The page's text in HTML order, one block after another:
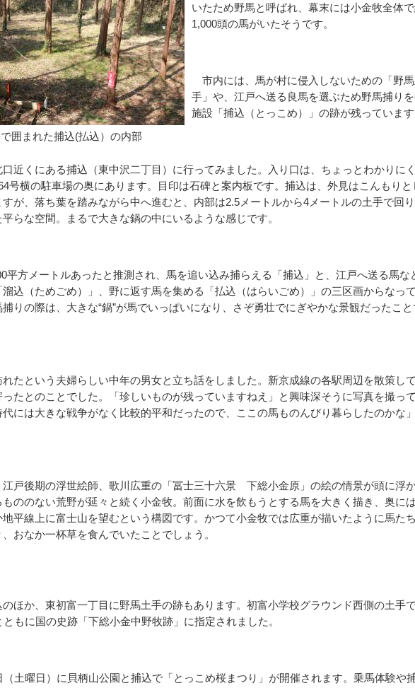
囲まれた捕込(払込）の内部
いたため野馬と呼ばれ、幕末には小金牧全体
1,000頭の馬がいたそうです。
市内には、馬が村に侵入しないための「野馬
手」や、江戸へ送る良馬を選ぶため野馬捕りを
施設「捕込（とっこめ）」の跡が残っています
近くにある捕込（東中沢二丁目）に行ってみました。入り口は、ちょっとわかりに
号横の駐車場の奥にあります。目印は石碑と案内板です。捕込は、外見はこんもりと
が、落ち葉を踏みながら中へ進むと、内部は2.5メートルから4メートルの土手で回
らな空間。まるで大きな鍋の中にいるような感じです。
平方メートルあったと推測され、馬を追い込み捕らえる「捕込」と、江戸へ送る馬な
溜込（ためごめ）」、野に返す馬を集める「払込（はらいごめ）」の三区画からなっ
りの際は、大きな“鍋”が馬でいっぱいになり、さぞ勇壮でにぎやかな景観だったこと
たという夫婦らしい中年の男女と立ち話をしました。新京成線の各駅周辺を散策し
たとのことでした。「珍しいものが残っていますねえ」と興味深そうに写真を撮っ
代には大きな戦争がなく比較的平和だったので、ここの馬ものんびり暮らしたのかな
戸後期の浮世絵師、歌川広重の「冨士三十六景 下総小金原」の絵の情景が頭に浮
もののない荒野が延々と続く小金牧。前面に水を飲もうとする馬を大きく描き、奥に
平線上に富士山を望むという構図です。かつて小金牧では広重が描いたように馬た
おなか一杯草を食んでいたことでしょう。
ほか、東初富一丁目に野馬土手の跡もあります。初富小学校グラウンド西側の土手
ともに国の史跡「下総小金中野牧跡」に指定されました。
土曜日）に貝柄山公園と捕込で「とっこめ桜まつり」が開催されます。乗馬体験や